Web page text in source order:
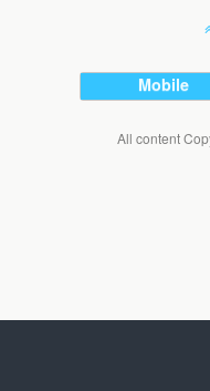
Mobile
All content